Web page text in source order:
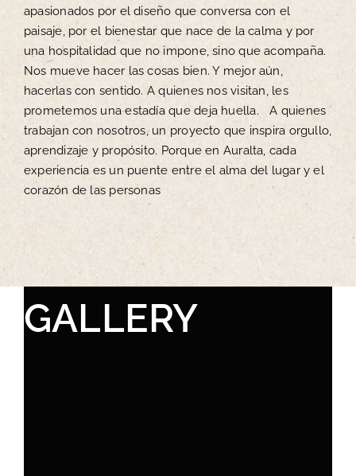
apasionados por el diseño que conversa con el
paisaje, por el bienestar que nace de la calma y por
una hospitalidad que no impone, sino que acompaña.
Nos mueve hacer las cosas bien. Y mejor aún,
hacerlas con sentido. A quienes nos visitan, les
prometemos una estadía que deja huella. A quienes
trabajan con nosotros, un proyecto que inspira orgullo,
aprendizaje y propósito. Porque en Auralta, cada
experiencia es un puente entre el alma del lugar y el
corazón de las personas
GALLERY